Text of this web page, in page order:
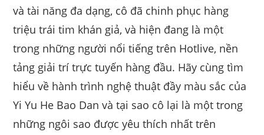
và tài năng đa dạng, cô đã chinh phục hàng
triệu trái tim khán giả, và hiện đang là một
trong những người nổi tiếng trên Hotlive, nền
tảng giải trí trực tuyến hàng đầu. Hãy cùng tìm
hiểu về hành trình nghệ thuật đầy màu sắc của
Yi Yu He Bao Dan và tại sao cô lại là một trong
những ngôi sao được yêu thích nhất trên